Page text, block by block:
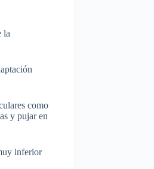
la
como
y pujar en
inferior